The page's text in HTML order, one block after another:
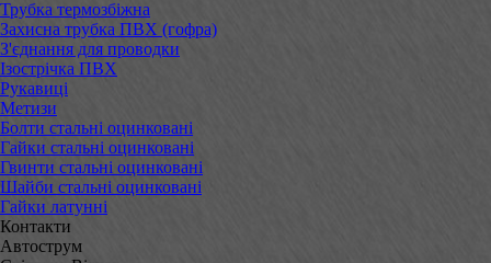
Трубка термозбіжна
Захисна трубка ПВХ (гофра)
З'єднання для проводки
Ізострічка ПВХ
Рукавиці
Метизи
Болти стальні оцинковані
Гайки стальні оцинковані
Гвинти стальні оцинковані
Шайби стальні оцинковані
Гайки латунні
Контакти
Автострум